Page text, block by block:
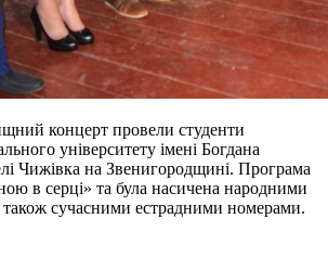
концерт провели студенти
університету імені Богдана
Чижівка на Звенигородщині. Програма
в серці» та була насичена народними
сучасними естрадними номерами.